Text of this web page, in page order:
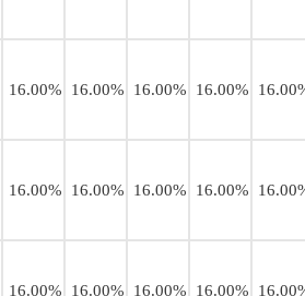
16.00% 16.00% 16.00% 16.00%
16.00% 16.00% 16.00% 16.00%
16.00% 16.00% 16.00% 16.00%